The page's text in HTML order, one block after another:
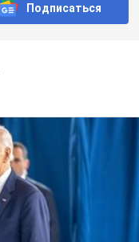
Подписаться